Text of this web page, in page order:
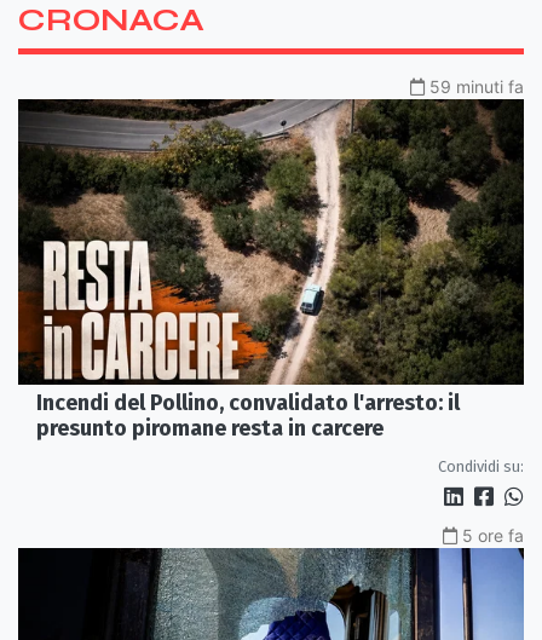
CRONACA
59 minuti fa
Incendi del Pollino, convalidato l'arresto: il
presunto piromane resta in carcere
Condividi su:
5 ore fa